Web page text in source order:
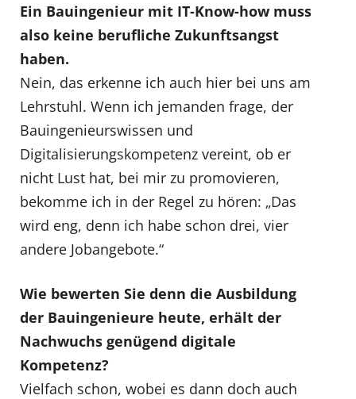
Ein Bauingenieur mit IT-Know-how muss
also keine berufliche Zukunftsangst
haben.
Nein, das erkenne ich auch hier bei uns am
Lehrstuhl. Wenn ich jemanden frage, der
Bauingenieurswissen und
Digitalisierungskompetenz vereint, ob er
nicht Lust hat, bei mir zu promovieren,
bekomme ich in der Regel zu hören: „Das
wird eng, denn ich habe schon drei, vier
andere Jobangebote.“
Wie bewerten Sie denn die Ausbildung
der Bauingenieure heute, erhält der
Nachwuchs genügend digitale
Kompetenz?
Vielfach schon, wobei es dann doch auch